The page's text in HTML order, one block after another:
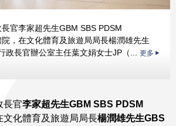
官李家超先生GBM SBS PDSM
，在文化體育及旅遊局局長楊潤雄先生
政長官辦公室主任葉文娟女士JP（... 更多
長官李家超先生GBM SBS PDSM
文化體育及旅遊局局長楊潤雄先生GBS